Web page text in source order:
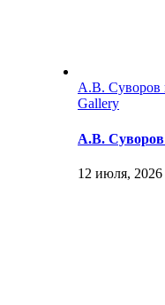
А.В. Суворов
Gallery
А.В. Суворов
12 июля, 2026